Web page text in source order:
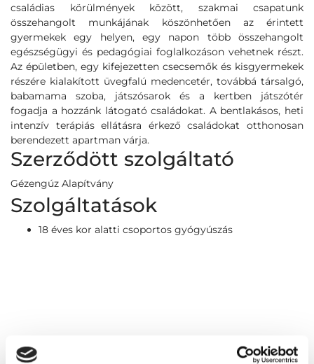
családias körülmények között, szakmai csapatunk
összehangolt munkájának köszönhetően az érintett
gyermekek egy helyen, egy napon több összehangolt
egészségügyi és pedagógiai foglalkozáson vehetnek részt.
Az épületben, egy kifejezetten csecsemők és kisgyermekek
részére kialakított üvegfalú medencetér, továbbá társalgó,
babamama szoba, játszósarok és a kertben játszótér
fogadja a hozzánk látogató családokat. A bentlakásos, heti
intenzív terápiás ellátásra érkező családokat otthonosan
berendezett apartman várja.
Szerződött szolgáltató
Gézengúz Alapítvány
Szolgáltatások
18 éves kor alatti csoportos gyógyúszás